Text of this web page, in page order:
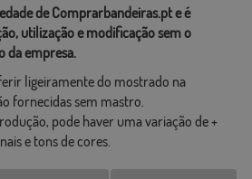
de Comprarbandeiras.pt e é
utilização e modificação sem o
da empresa.
ligeiramente do mostrado na
fornecidas sem mastro.
pode haver uma variação de +
e tons de cores.